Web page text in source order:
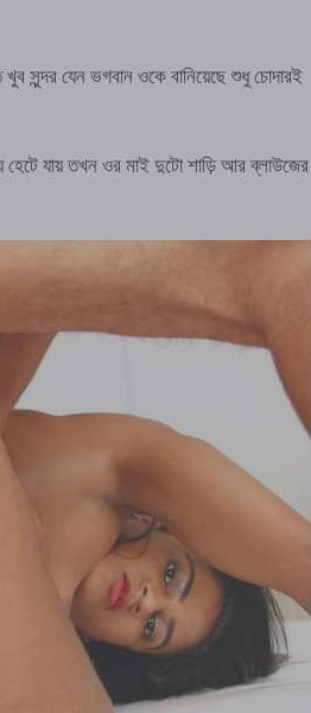
যেন ভগবান ওকে বানিয়েছে শুধু চোদারই
যায় তখন ওর মাই দুটো শাড়ি আর ব্লাউজের